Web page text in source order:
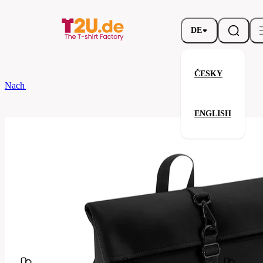
DE
ČESKY
ENGLISH
Nach dem Brand
Verwandte Produkte
Ihre Zufriedenheit ist unsere Priorität.